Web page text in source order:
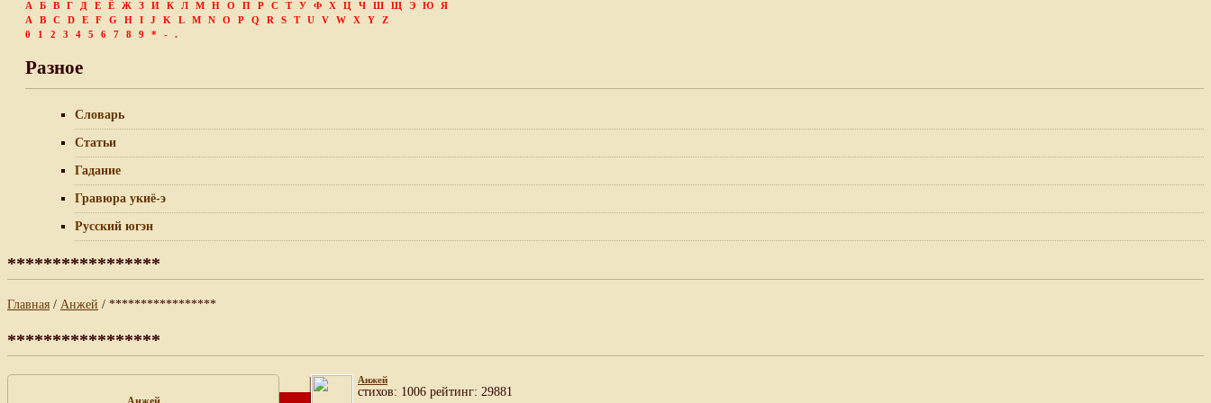
А Б В Г Д Е Ё Ж З И К Л М Н О П Р С Т У Ф Х Ц Ч Ш Щ Э Ю
Я
A
B C D E F G H I J K L M N O P Q R S T U V W X Y
Z
0
1 2 3 4 5 6 7 8 9 * - .
Разное
Словарь
Статьи
Гадание
Гравюра укиё-э
Русский югэн
*****************
Главная / Анжей / *****************
*****************
Анжей
cтихов: 1006 рейтинг: 29881